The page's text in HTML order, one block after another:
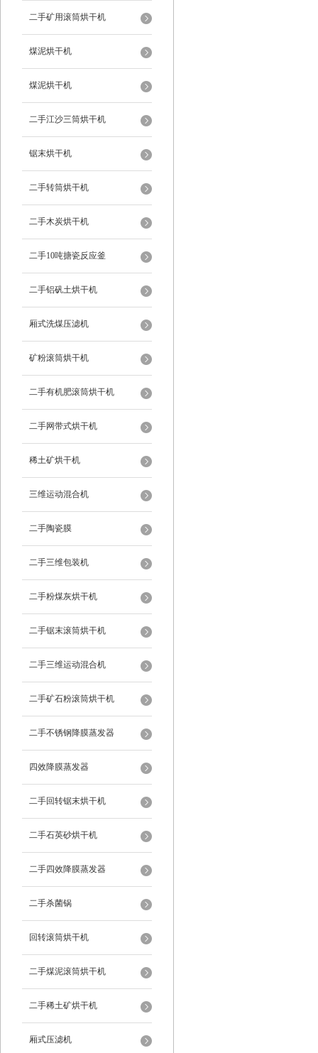
二手矿用滚筒烘干机
煤泥烘干机
煤泥烘干机
二手江沙三筒烘干机
锯末烘干机
二手转筒烘干机
二手木炭烘干机
二手10吨搪瓷反应釜
二手铝矾土烘干机
厢式洗煤压滤机
矿粉滚筒烘干机
二手有机肥滚筒烘干机
二手网带式烘干机
稀土矿烘干机
三维运动混合机
二手陶瓷膜
二手三维包装机
二手粉煤灰烘干机
二手锯末滚筒烘干机
二手三维运动混合机
二手矿石粉滚筒烘干机
二手不锈钢降膜蒸发器
四效降膜蒸发器
二手回转锯末烘干机
二手石英砂烘干机
二手四效降膜蒸发器
二手杀菌锅
回转滚筒烘干机
二手煤泥滚筒烘干机
二手稀土矿烘干机
厢式压滤机